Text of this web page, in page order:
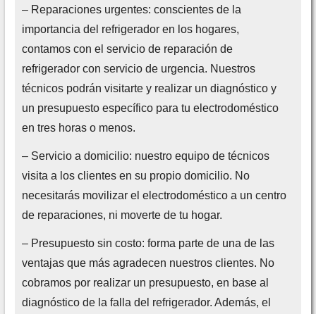
– Reparaciones urgentes: conscientes de la
importancia del refrigerador en los hogares,
contamos con el servicio de reparación de
refrigerador con servicio de urgencia. Nuestros
técnicos podrán visitarte y realizar un diagnóstico y
un presupuesto específico para tu electrodoméstico
en tres horas o menos.
– Servicio a domicilio: nuestro equipo de técnicos
visita a los clientes en su propio domicilio. No
necesitarás movilizar el electrodoméstico a un centro
de reparaciones, ni moverte de tu hogar.
– Presupuesto sin costo: forma parte de una de las
ventajas que más agradecen nuestros clientes. No
cobramos por realizar un presupuesto, en base al
diagnóstico de la falla del refrigerador. Además, el